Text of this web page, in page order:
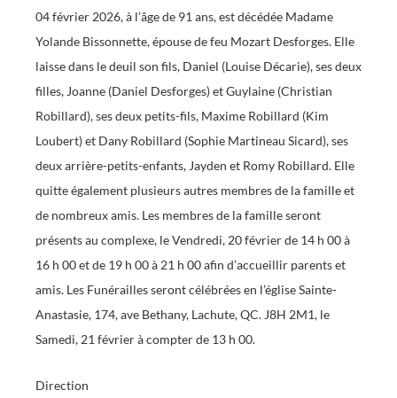
04 février 2026, à l’âge de 91 ans, est décédée Madame
Yolande Bissonnette, épouse de feu Mozart Desforges. Elle
laisse dans le deuil son fils, Daniel (Louise Décarie), ses deux
filles, Joanne (Daniel Desforges) et Guylaine (Christian
Robillard), ses deux petits-fils, Maxime Robillard (Kim
Loubert) et Dany Robillard (Sophie Martineau Sicard), ses
deux arrière-petits-enfants, Jayden et Romy Robillard. Elle
quitte également plusieurs autres membres de la famille et
de nombreux amis. Les membres de la famille seront
présents au complexe, le Vendredi, 20 février de 14 h 00 à
16 h 00 et de 19 h 00 à 21 h 00 afin d’accueillir parents et
amis. Les Funérailles seront célébrées en l’église Sainte-
Anastasie, 174, ave Bethany, Lachute, QC. J8H 2M1, le
Samedi, 21 février à compter de 13 h 00.
Direction